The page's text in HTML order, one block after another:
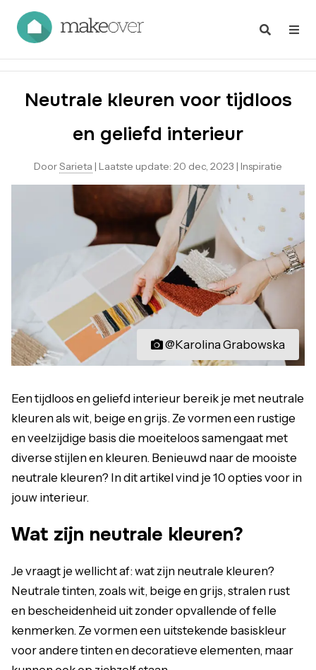
Neutrale kleuren voor tijdloos
en geliefd interieur
DoorSarieta | Laatste update: 20 dec, 2023 | Inspiratie
@Karolina Grabowska
Een tijdloos en geliefd interieur bereik je met neutrale
kleuren als wit, beige en grijs. Ze vormen een rustige
en veelzijdige basis die moeiteloos samengaat met
diverse stijlen en kleuren. Benieuwd naar de mooiste
neutrale kleuren? In dit artikel vind je 10 opties voor in
jouw interieur.
Wat zijn neutrale kleuren?
Je vraagt je wellicht af: wat zijn neutrale kleuren?
Neutrale tinten, zoals wit, beige en grijs, stralen rust
en bescheidenheid uit zonder opvallende of felle
kenmerken. Ze vormen een uitstekende basiskleur
voor andere tinten en decoratieve elementen, maar